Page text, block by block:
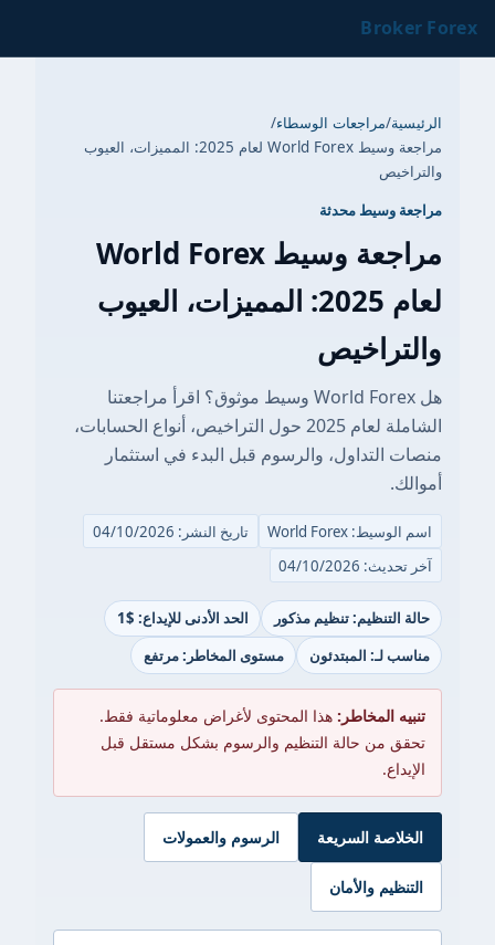
Broker Forex
الرئيسية/مراجعات الوسطاء/
مراجعة وسيط World Forex لعام 2025: المميزات، العيوب
والتراخيص
مراجعة وسيط محدثة
مراجعة وسيط World Forex
لعام 2025: المميزات، العيوب
والتراخيص
هل World Forex وسيط موثوق؟ اقرأ مراجعتنا
الشاملة لعام 2025 حول التراخيص، أنواع الحسابات،
منصات التداول، والرسوم قبل البدء في استثمار
أموالك.
اسم الوسيط: World Forex
تاريخ النشر: 04/10/2026
آخر تحديث: 04/10/2026
حالة التنظيم: تنظيم مذكور
الحد الأدنى للإيداع: $1
مناسب لـ: المبتدئون
مستوى المخاطر: مرتفع
تنبيه المخاطر: هذا المحتوى لأغراض معلوماتية فقط.
تحقق من حالة التنظيم والرسوم بشكل مستقل قبل
الإيداع.
الخلاصة السريعة الرسوم والعمولات
التنظيم والأمان